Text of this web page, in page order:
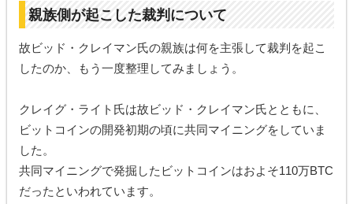
親族側が起こした裁判について
故ビッド・クレイマン氏の親族は何を主張して裁判を起こ
したのか、もう一度整理してみましょう。
クレイグ・ライト氏は故ビッド・クレイマン氏とともに、
ビットコインの開発初期の頃に共同マイニングをしていま
した。
共同マイニングで発掘したビットコインはおよそ110万BTC
だったといわれています。